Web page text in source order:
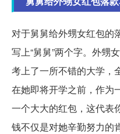
对于舅舅给外甥女红包的
写上“舅舅”两个字。外甥
考上了一所不错的大学，
在她即将开学之前，作为
一个大大的红包，这代表
钱不仅是对她辛勤努力的